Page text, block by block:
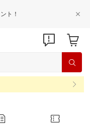
ト！